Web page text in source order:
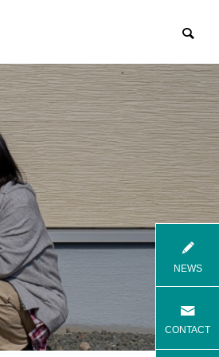
宅 みんとの里
8月焼肉
高齢者等共

NEWS
CONTACT